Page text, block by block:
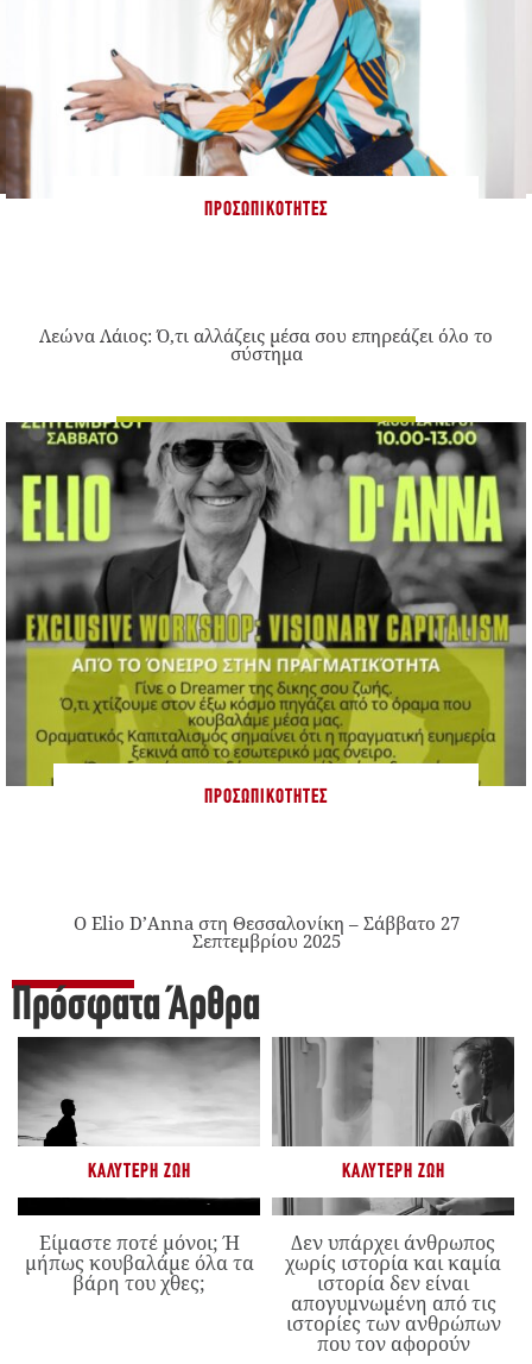
ΠΡΟΣΩΠΙΚΌΤΗΤΕΣ
Λεώνα Λάιος: Ό,τι αλλάζεις μέσα σου επηρεάζει όλο το
σύστημα
ΠΡΟΣΩΠΙΚΌΤΗΤΕΣ
Ο Elio D’Anna στη Θεσσαλονίκη – Σάββατο 27
Σεπτεμβρίου 2025
Πρόσφατα Άρθρα
ΚΑΛΎΤΕΡΗ ΖΩΉ
Είμαστε ποτέ μόνοι; Ή
μήπως κουβαλάμε όλα τα
βάρη του χθες;
ΚΑΛΎΤΕΡΗ ΖΩΉ
Δεν υπάρχει άνθρωπος
χωρίς ιστορία και καμία
ιστορία δεν είναι
απογυμνωμένη από τις
ιστορίες των ανθρώπων
που τον αφορούν